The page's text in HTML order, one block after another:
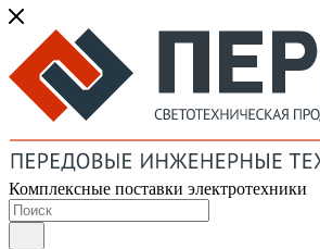
Комплексные поставки электротехники